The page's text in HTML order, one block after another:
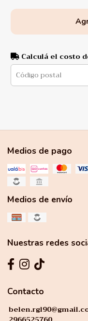
Calculá el costo
Medios de pago
Medios de envío
Nuestras redes
Contacto